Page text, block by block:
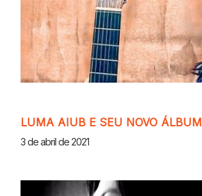
LUMA AIUB E SEU NOVO ÁLBUM
3 de abril de 2021